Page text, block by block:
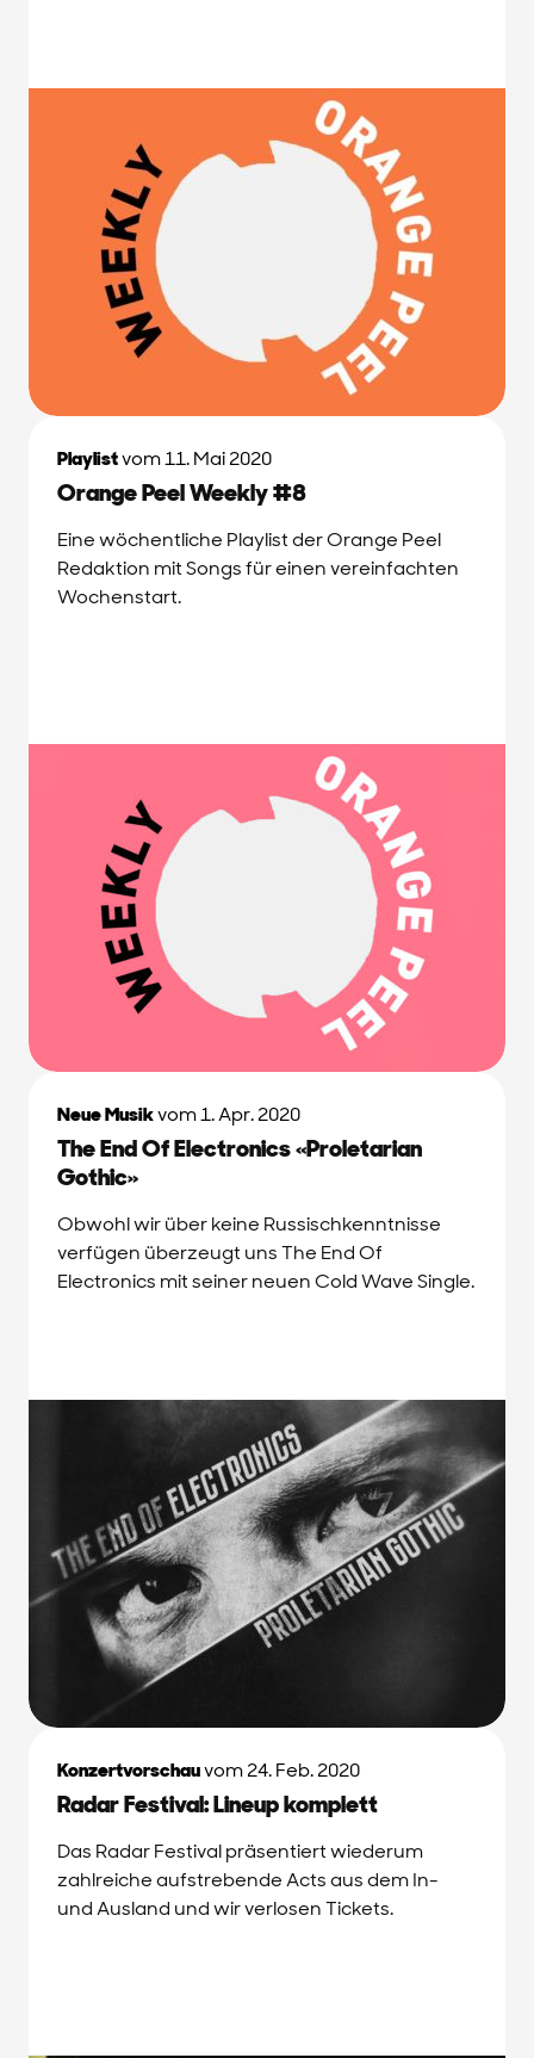
Playlistvom 11. Mai 2020
Orange Peel Weekly #8
Eine wöchentliche Playlist der Orange Peel
Redaktion mit Songs für einen vereinfachten
Wochenstart.
Neue Musikvom 1. Apr. 2020
The End Of Electronics «Proletarian
Gothic»
Obwohl wir über keine Russischkenntnisse
verfügen überzeugt uns The End Of
Electronics mit seiner neuen Cold Wave Single.
Konzertvorschauvom 24. Feb. 2020
Radar Festival: Lineup komplett
Das Radar Festival präsentiert wiederum
zahlreiche aufstrebende Acts aus dem In-
und Ausland und wir verlosen Tickets.